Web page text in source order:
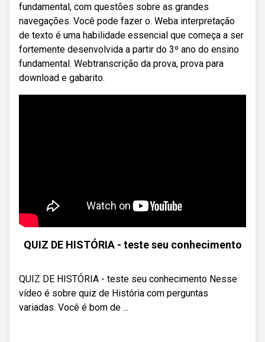
fundamental, com questões sobre as grandes
navegações. Você pode fazer o. Weba interpretação
de texto é uma habilidade essencial que começa a ser
fortemente desenvolvida a partir do 3º ano do ensino
fundamental. Webtranscrição da prova, prova para
download e gabarito.
QUIZ DE HISTÓRIA - teste seu conhecimento
QUIZ DE HISTÓRIA - teste seu conhecimento Nesse
vídeo é sobre quiz de História com perguntas
variadas. Você é bom de ...